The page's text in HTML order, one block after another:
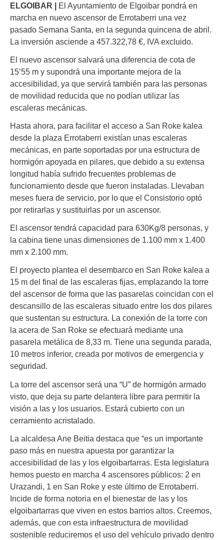
ELGOIBAR | El Ayuntamiento de Elgoibar pondrá en
marcha en nuevo ascensor de Errotaberri una vez
pasado Semana Santa, en la segunda quincena de abril.
La inversión asciende a 457.322,78 €, IVA excluido.
El nuevo ascensor salvará una diferencia de cota de
15’55 m y supondrá una importante mejora de la
accesibilidad, ya que servirá también para las personas
de movilidad reducida que no podían utilizar las
escaleras mecánicas.
Hasta ahora, para facilitar el acceso a San Roke kalea
desde la plaza Errotaberri existían unas escaleras
mecánicas, en parte soportadas por una estructura de
hormigón apoyada en pilares, que debido a su extensa
longitud había sufrido frecuentes problemas de
funcionamiento desde que fueron instaladas. Llevaban
meses fuera de servicio, por lo que el Consistorio optó
por retirarlas y sustituirlas por un ascensor.
El ascensor tendrá capacidad para 630Kg/8 personas, y
la cabina tiene unas dimensiones de 1.100 mm x 1.400
mm x 2.100 mm.
El proyecto plantea el desembarco en San Roke kalea a
15 m del final de las escaleras fijas, emplazando la torre
del ascensor de forma que las pasarelas coincidan con el
descansillo de las escaleras situado entre los dos pilares
que sustentan su estructura. La conexión de la torre con
la acera de San Roke se efectuará mediante una
pasarela metálica de 8,33 m. Tiene una segunda parada,
10 metros inferior, creada por motivos de emergencia y
seguridad.
La torre del ascensor será una “U” de hormigón armado
visto, que deja su parte delantera libre para permitir la
visión a las y los usuarios. Estará cubierto con un
cerramiento acristalado.
La alcaldesa Ane Beitia destaca que “es un importante
paso más en nuestra apuesta por garantizar la
accesibilidad de las y los elgoibartarras. Esta legislatura
hemos puesto en marcha 4 ascensores públicos: 2 en
Urazandi, 1 en San Roke y este último de Errotaberri.
Incide de forma notoria en el bienestar de las y los
elgoibartarras que viven en estos barrios altos. Creemos,
además, que con esta infraestructura de movilidad
sostenible reduciremos el uso del vehículo privado dentro